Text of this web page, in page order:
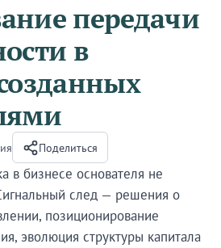
передачи
в
Поделиться
в бизнесе основателя не
след — решения о
позиционирование
эволюция структуры капитала